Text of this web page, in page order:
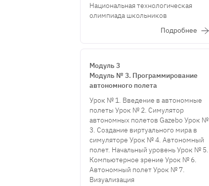
Национальная технологическая
олимпиада школьников
Подробнее
Модуль 3
Модуль № 3. Программирование
автономного полета
Урок № 1. Введение в автономные
полеты Урок № 2. Симулятор
автономных полетов Gazebo Урок №
3. Создание виртуального мира в
симуляторе Урок № 4. Автономный
полет. Начальный уровень Урок № 5.
Компьютерное зрение Урок № 6.
Автономный полет Урок № 7.
Визуализация